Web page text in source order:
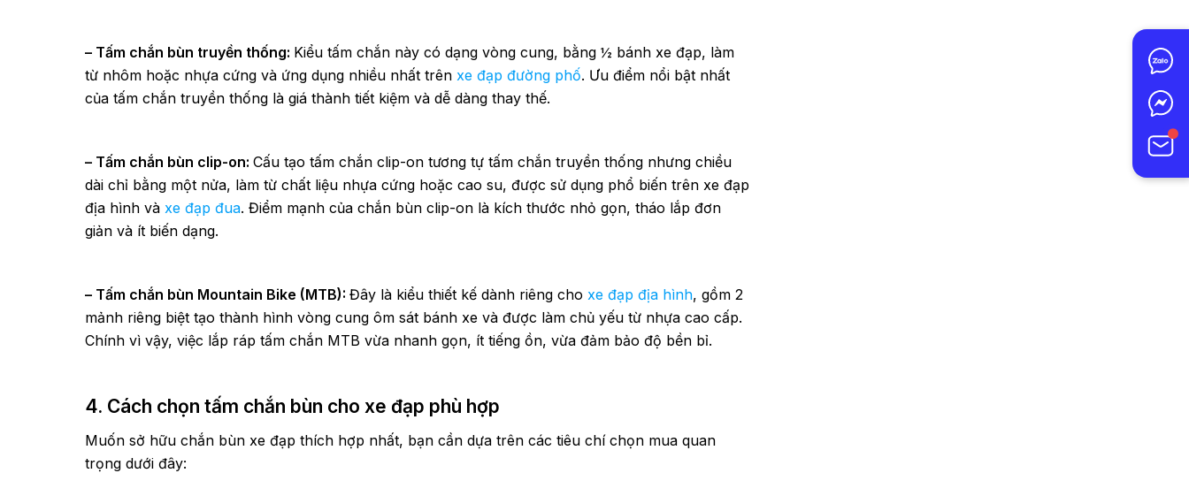
– Tấm chắn bùn truyền thống: Kiểu tấm chắn này có dạng vòng cung, bằng ½ bánh xe đạp, làm
từ nhôm hoặc nhựa cứng và ứng dụng nhiều nhất trên xe đạp đường phố. Ưu điểm nổi bật nhất
của tấm chắn truyền thống là giá thành tiết kiệm và dễ dàng thay thế.
– Tấm chắn bùn clip-on: Cấu tạo tấm chắn clip-on tương tự tấm chắn truyền thống nhưng chiều
dài chỉ bằng một nửa, làm từ chất liệu nhựa cứng hoặc cao su, được sử dụng phổ biến trên xe đạp
địa hình và xe đạp đua. Điểm mạnh của chắn bùn clip-on là kích thước nhỏ gọn, tháo lắp đơn
giản và ít biến dạng.
– Tấm chắn bùn Mountain Bike (MTB): Đây là kiểu thiết kế dành riêng cho xe đạp địa hình, gồm 2
mảnh riêng biệt tạo thành hình vòng cung ôm sát bánh xe và được làm chủ yếu từ nhựa cao cấp.
Chính vì vậy, việc lắp ráp tấm chắn MTB vừa nhanh gọn, ít tiếng ồn, vừa đảm bảo độ bền bỉ.
4. Cách chọn tấm chắn bùn cho xe đạp phù hợp
Muốn sở hữu chắn bùn xe đạp thích hợp nhất, bạn cần dựa trên các tiêu chí chọn mua quan
trọng dưới đây: